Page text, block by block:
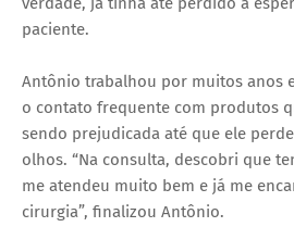
paciente.
Antônio trabalhou por muitos anos
o contato frequente com produtos
sendo prejudicada até que ele
olhos. “Na consulta, descobri que
me atendeu muito bem e já me
cirurgia”, finalizou Antônio.